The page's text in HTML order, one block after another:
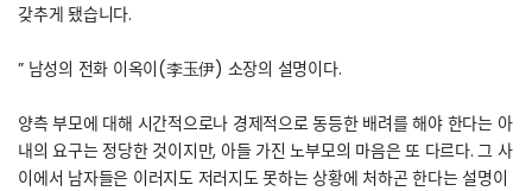
갖추게 됐습니다.
” 남성의 전화 이옥이(李玉伊) 소장의 설명이다.
양측 부모에 대해 시간적으로나 경제적으로 동등한 배려를 해야 한다는 아
내의 요구는 정당한 것이지만, 아들 가진 노부모의 마음은 또 다르다. 그 사
이에서 남자들은 이러지도 저러지도 못하는 상황에 처하곤 한다는 설명이